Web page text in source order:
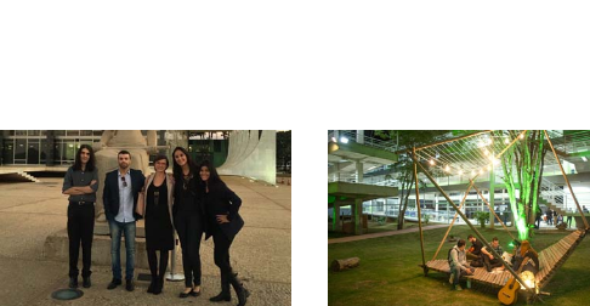
istanbul
escort